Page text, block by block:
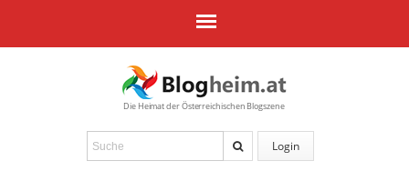
Die Heimat der Österreichischen Blogszene
Login